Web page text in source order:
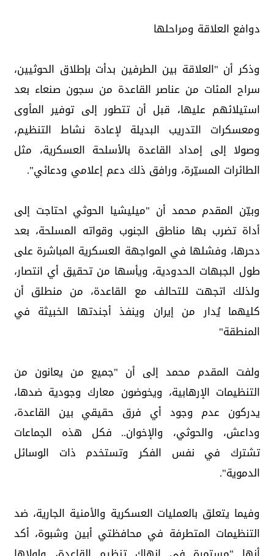
دوافع العلاقة ومراحلها
وذكر أن "العلاقة بين الطرفين بدأت بإطلاق الحوثيين،
سراح المئات من عناصر القاعدة من سجون صنعاء بعد
استيلائهم عليها، قبل أن تتطور إلى توفير المأوى
ومعسكرات التدريب البديلة لإعادة نشاط التنظيم،
وصولا إلى إمداد القاعدة بالأسلحة العسكرية، مثل
الطائرات المسيّرة، ورافق ذلك دعم إعلامي ودعائي".
وبيّن المقدم محمد أن "ميليشيا الحوثي احتاجت إلى
أداة تضرب بها مناطق الجنوب وقواته المسلحة، بعد
دحرها، وفشلها في المواجهة العسكرية المباشرة على
طول الجبهات الحدودية، ويأسها من تحقيق أي انتصار،
ولذلك اتجهت للتحالف مع القاعدة، من منطلق أن
كليهما يُدار من إيران وينفذ أجندتها الخبيثة في
المنطقة"
ولفت المقدم محمد إلى أن "جميع من يعانون من
التنظيمات الإرهابية، ويخوضون معارك وجودية ضدها،
يدركون عدم وجود أي فرق حقيقي بين القاعدة،
وداعش، والحوثي، والإخوان.. فكل هذه الجماعات
تشترك في نفس الفكر وتستخدم ذات الوسائل
الدموية".
وفيما يتعلق بالعمليات العسكرية والأمنية الجارية، ضد
التنظيمات المتطرفة في محافظتي أبين وشبوة، أكد